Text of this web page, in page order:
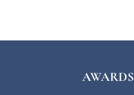
AWARDS